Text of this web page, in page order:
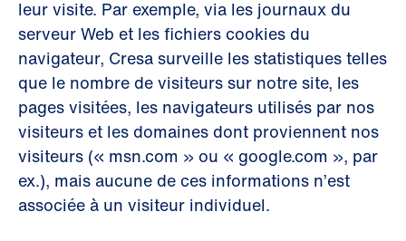
leur visite. Par exemple, via les journaux du
serveur Web et les fichiers cookies du
navigateur, Cresa surveille les statistiques telles
que le nombre de visiteurs sur notre site, les
pages visitées, les navigateurs utilisés par nos
visiteurs et les domaines dont proviennent nos
visiteurs (« msn.com » ou « google.com », par
ex.), mais aucune de ces informations n’est
associée à un visiteur individuel.